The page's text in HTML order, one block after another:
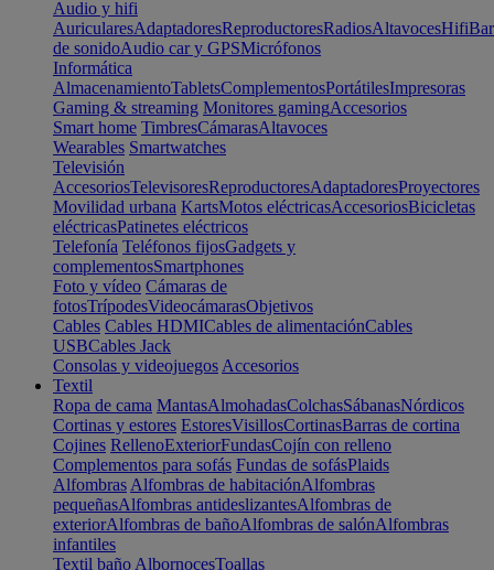
Audio y hifi
AuricularesAdaptadoresReproductoresRadiosAltavocesHifi
de sonidoAudio car y GPSMicrófonos
Informática
AlmacenamientoTabletsComplementosPortátilesImpresoras
Gaming & streaming Monitores gamingAccesorios
Smart home TimbresCámarasAltavoces
Wearables Smartwatches
Televisión
AccesoriosTelevisoresReproductoresAdaptadoresProyectores
Movilidad urbana KartsMotos eléctricasAccesoriosBicicletas
eléctricasPatinetes eléctricos
Telefonía Teléfonos fijosGadgets y
complementosSmartphones
Foto y vídeo Cámaras de
fotosTrípodesVideocámarasObjetivos
Cables Cables HDMICables de alimentaciónCables
USBCables Jack
Consolas y videojuegos Accesorios
Textil
Ropa de cama MantasAlmohadasColchasSábanasNórdicos
Cortinas y estores EstoresVisillosCortinasBarras de cortina
Cojines RellenoExteriorFundasCojín con relleno
Complementos para sofás Fundas de sofásPlaids
Alfombras Alfombras de habitaciónAlfombras
pequeñasAlfombras antideslizantesAlfombras de
exteriorAlfombras de bañoAlfombras de salónAlfombras
infantiles
Textil baño AlbornocesToallas